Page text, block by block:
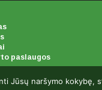
paslaugos
Jūsų naršymo kokybę,